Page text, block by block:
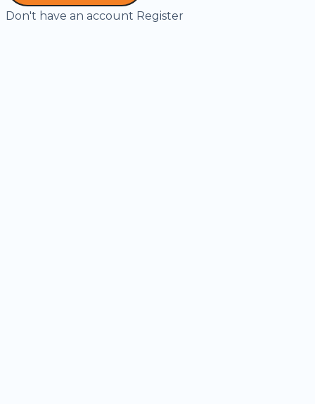
Don't have an account Register